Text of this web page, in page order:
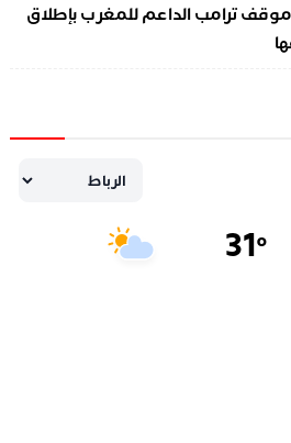
ترامب الداعم للمغرب بإطلاق
31